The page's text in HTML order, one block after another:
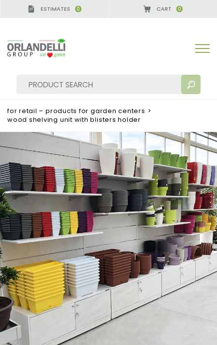
ESTIMATES 0 CART 0
SEARCH RESULTS: Sort by:
MORE RESULTS FOR YOU:
for retail – products for garden centers >
wood shelving unit with blisters holder
GERMANY - SPONSOR